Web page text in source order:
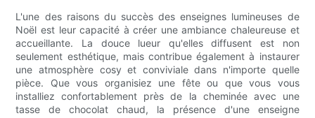
L'une des raisons du succès des enseignes lumineuses de
Noël est leur capacité à créer une ambiance chaleureuse et
accueillante. La douce lueur qu'elles diffusent est non
seulement esthétique, mais contribue également à instaurer
une atmosphère cosy et conviviale dans n'importe quelle
pièce. Que vous organisiez une fête ou que vous vous
installiez confortablement près de la cheminée avec une
tasse de chocolat chaud, la présence d'une enseigne